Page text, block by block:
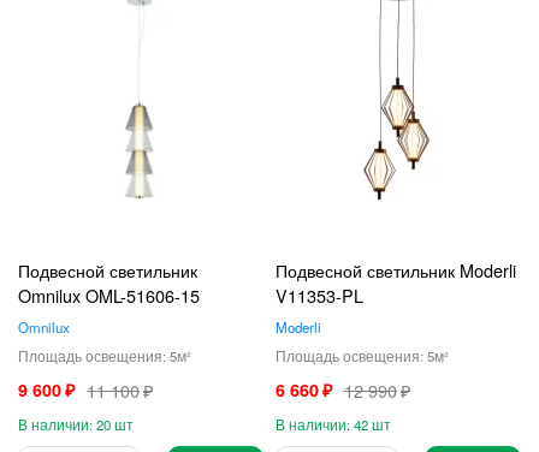
Подвесной светильник
Omnilux OML-51606-15
Omnilux
5
9 600 11 100
20
Подвесной светильник Moderli
V11353-PL
Moderli
5
6 660 12 990
42